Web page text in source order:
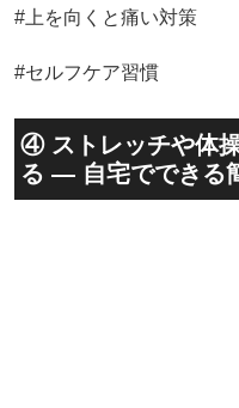
#上を向くと痛い対策
#セルフケア習慣
④ ストレッチや体
る — 自宅でできる